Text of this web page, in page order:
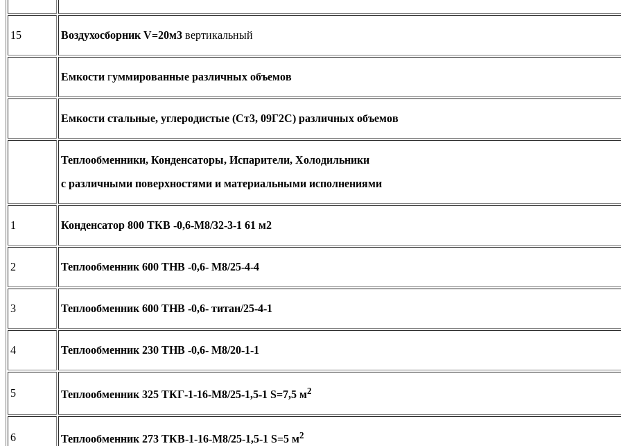
15 Воздухосборник V=20м3 вертикальный
Емкости гуммированные различных объемов
Емкости стальные, углеродистые (Ст3, 09Г2С) различных объемов
Теплообменники, Конденсаторы, Испарители, Холодильники
с различными поверхностями и материальными исполнениями
1 Конденсатор 800 ТКВ -0,6-М8/32-3-1 61 м2
2 Теплообменник 600 ТНВ -0,6- М8/25-4-4
3 Теплообменник 600 ТНВ -0,6- титан/25-4-1
4 Теплообменник 230 ТНВ -0,6- М8/20-1-1
5 Теплообменник 325 ТКГ-1-16-М8/25-1,5-1 S=7,5 м2
6 Теплообменник 273 ТКВ-1-16-М8/25-1,5-1 S=5 м2